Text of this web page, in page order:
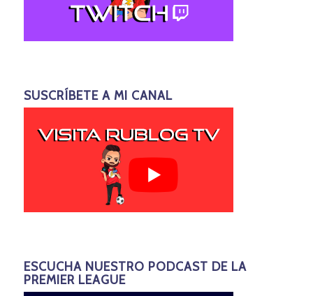
SUSCRÍBETE A MI CANAL
ESCUCHA NUESTRO PODCAST DE LA
PREMIER LEAGUE